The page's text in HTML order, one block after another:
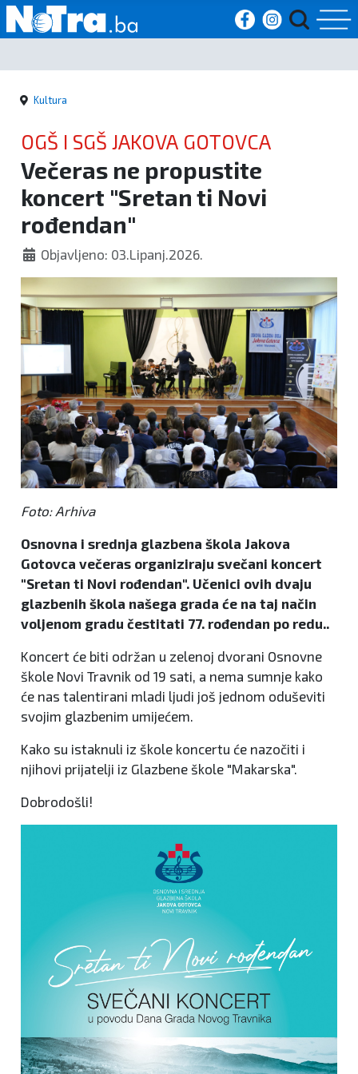
Početna
Vijesti
Sport
Kultura
Crna
kronika
Politika
Zanimljivosti
Kultura
OGŠ I SGŠ JAKOVA GOTOVCA
Večeras ne propustite
koncert "Sretan ti Novi
rođendan"
Objavljeno: 03.Lipanj.2026.
Foto: Arhiva
Osnovna i srednja glazbena škola Jakova
Gotovca večeras organiziraju svečani koncert
"Sretan ti Novi rođendan". Učenici ovih dvaju
glazbenih škola našega grada će na taj način
voljenom gradu čestitati 77. rođendan po redu..
Koncert će biti održan u zelenoj dvorani Osnovne
škole Novi Travnik od 19 sati, a nema sumnje kako
će nas talentirani mladi ljudi još jednom oduševiti
svojim glazbenim umijećem.
Kako su istaknuli iz škole koncertu će nazočiti i
njihovi prijatelji iz Glazbene škole "Makarska".
Dobrodošli!